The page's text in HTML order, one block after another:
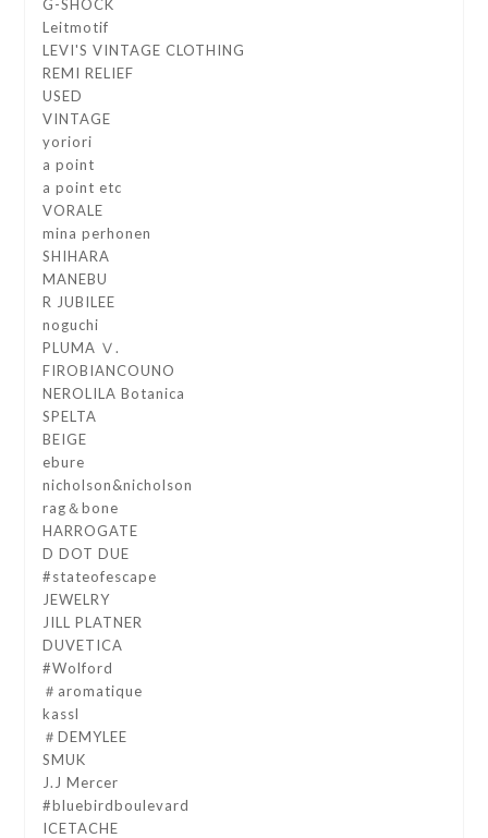
G-SHOCK
Leitmotif
LEVI'S VINTAGE CLOTHING
REMI RELIEF
USED
VINTAGE
yoriori
a point
a point etc
VORALE
mina perhonen
SHIHARA
MANEBU
R JUBILEE
noguchi
PLUMA Ⅴ.
FIROBIANCOUNO
NEROLILA Botanica
SPELTA
BEIGE
ebure
nicholson&nicholson
rag＆bone
HARROGATE
D DOT DUE
#stateofescape
JEWELRY
JILL PLATNER
DUVETICA
#Wolford
＃aromatique
kassl
＃DEMYLEE
SMUK
J.J Mercer
#bluebirdboulevard
ICETACHE